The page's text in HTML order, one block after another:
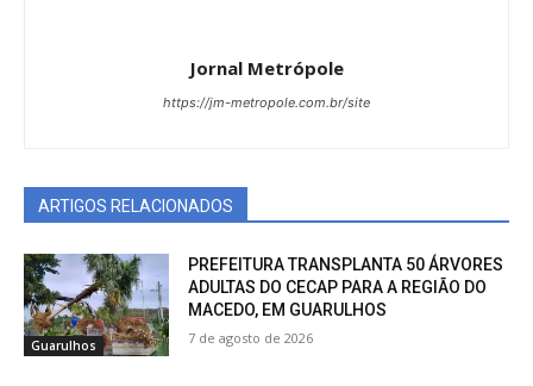
Jornal Metrópole
https://jm-metropole.com.br/site
ARTIGOS RELACIONADOS
Guarulhos
PREFEITURA TRANSPLANTA 50 ÁRVORES
ADULTAS DO CECAP PARA A REGIÃO DO
MACEDO, EM GUARULHOS
7 de agosto de 2026